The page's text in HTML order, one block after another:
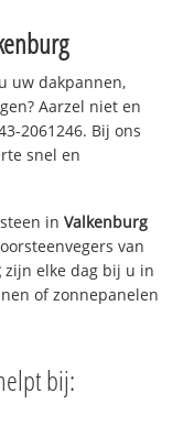
uw dakpannen,
Aarzel niet en
2061246. Bij ons
snel en
inValkenburg
van
zijn elke dag bij u in
of zonnepanelen
bij: